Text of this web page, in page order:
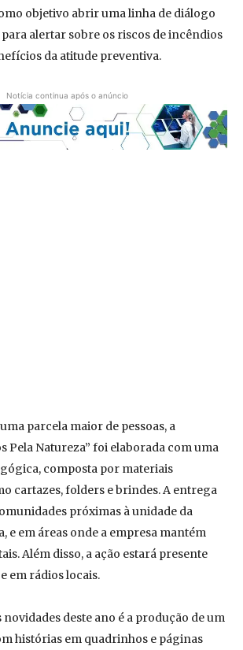
objetivo abrir uma linha de diálogo
alertar sobre os riscos de incêndios
da atitude preventiva.
Notícia continua após o anúncio
parcela maior de pessoas, a
Pela Natureza” foi elaborada com uma
composta por materiais
cartazes, folders e brindes. A entrega
próximas à unidade da
e em áreas onde a empresa mantém
Além disso, a ação estará presente
em rádios locais.
deste ano é a produção de um
histórias em quadrinhos e páginas